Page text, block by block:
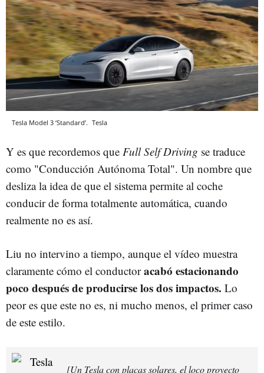
Tesla Model 3 ‘Standard’. Tesla
Y es que recordemos que Full Self Driving se traduce
como "Conducción Autónoma Total". Un nombre que
desliza la idea de que el sistema permite al coche
conducir de forma totalmente automática, cuando
realmente no es así.
Liu no intervino a tiempo, aunque el vídeo muestra
claramente cómo el conductoracabó estacionando
poco después de producirse los dos impactos. Lo
peor es que este no es, ni mucho menos, el primer caso
de este estilo.
[Un Tesla con placas solares, el loco proyecto